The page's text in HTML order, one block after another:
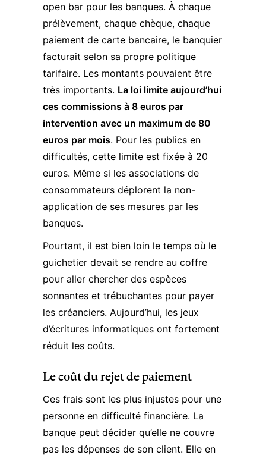
open bar pour les banques. À chaque
prélèvement, chaque chèque, chaque
paiement de carte bancaire, le banquier
facturait selon sa propre politique
tarifaire. Les montants pouvaient être
très importants. La loi limite aujourd’hui
ces commissions à 8 euros par
intervention avec un maximum de 80
euros par mois. Pour les publics en
difficultés, cette limite est fixée à 20
euros. Même si les associations de
consommateurs déplorent la non-
application de ses mesures par les
banques.
Pourtant, il est bien loin le temps où le
guichetier devait se rendre au coffre
pour aller chercher des espèces
sonnantes et trébuchantes pour payer
les créanciers. Aujourd’hui, les jeux
d’écritures informatiques ont fortement
réduit les coûts.
Le coût du rejet de paiement
Ces frais sont les plus injustes pour une
personne en difficulté financière. La
banque peut décider qu’elle ne couvre
pas les dépenses de son client. Elle en